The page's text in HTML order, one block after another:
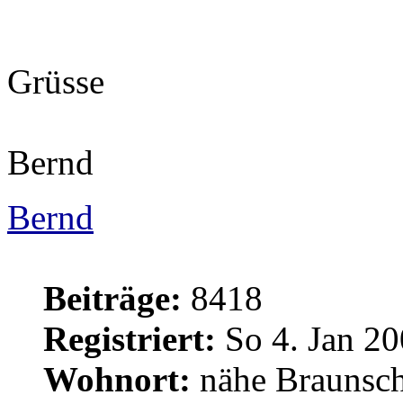
Grüsse
Bernd
Bernd
Beiträge: 8418
Registriert: So 4. Jan
Wohnort: nähe